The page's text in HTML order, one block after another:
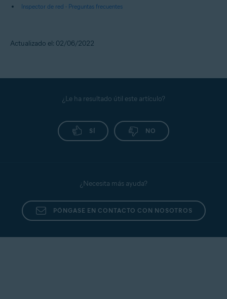
Inspector de red - Preguntas frecuentes
Actualizado el: 02/06/2022
¿Le ha resultado útil este artículo?
SÍ NO
¿Necesita más ayuda?
PÓNGASE EN CONTACTO CON NOSOTROS